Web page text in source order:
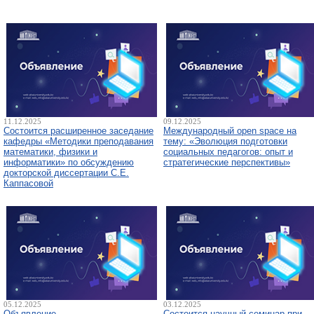
11.12.2025
Состоится расширенное заседание
кафедры «Методики преподавания
математики, физики и
информатики» по обсуждению
докторской диссертации С.Е.
Каппасовой
09.12.2025
Международный open space на
тему: «Эволюция подготовки
социальных педагогов: опыт и
стратегические перспективы»
05.12.2025 03.12.2025